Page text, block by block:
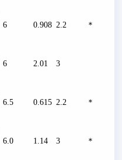
6 0.908 2.2 ＊
6 2.01 3
6.5 0.615 2.2 ＊
6.0 1.14 3 ＊